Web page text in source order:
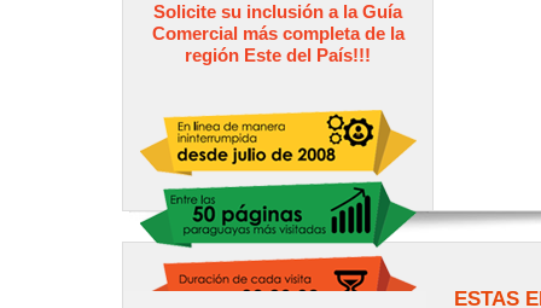
Solicite su inclusión a la Guía
Comercial más completa de la
región Este del País!!!
ESTAS